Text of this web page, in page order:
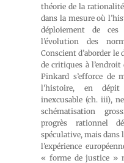
théorie de la
dans la mesure où
déploiement de
l’évolution des
Conscient d’aborder
de critiques à l’endroit
Pinkard s’efforce de
l’histoire, en dépit
inexcusable (ch. iii),
schématisation
progrès rationnel
spéculative, mais
l’expérience
« forme de justice »